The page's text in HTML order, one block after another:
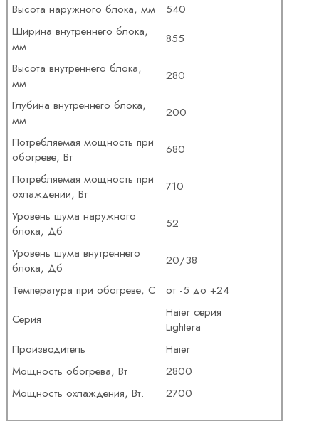
Высота наружного блока, мм
540
Ширина внутреннего блока,
мм
855
Высота внутреннего блока,
мм
280
Глубина внутреннего блока,
мм
200
Потребляемая мощность при
обогреве, Вт
680
Потребляемая мощность при
охлаждении, Вт
710
Уровень шума наружного
блока, Дб
52
Уровень шума внутреннего
блока, Дб
20/38
Температура при обогреве, С
от -5 до +24
Серия
Haier серия
Lightera
Производитель
Haier
Мощность обогрева, Вт
2800
Мощность охлаждения, Вт.
2700